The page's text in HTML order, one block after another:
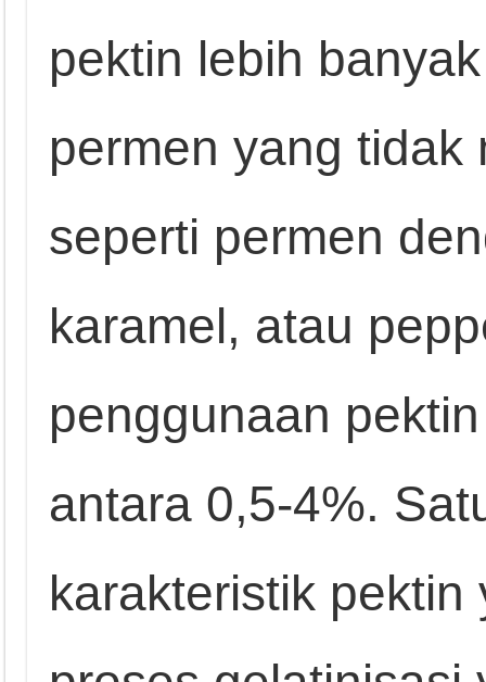
pektin lebih
permen yang tidak
seperti permen
karamel, atau
penggunaan
antara 0,5-4%.
karakteristik